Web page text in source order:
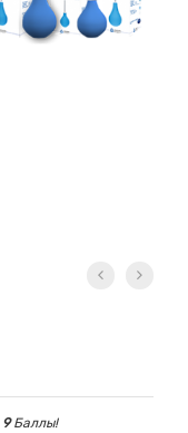
9Баллы!